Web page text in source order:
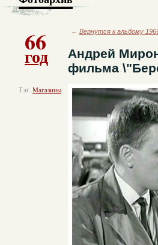
66
год
Тэг: Магазины
← Вернутся к альбому
Андрей
фильма